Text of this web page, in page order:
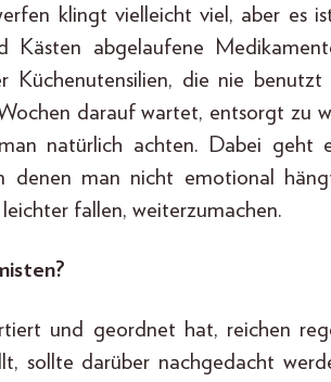
klingt vielleicht viel, aber es
Kästen abgelaufene
Küchenutensilien, die nie
darauf wartet, entsorgt zu
natürlich achten. Dabei geht
denen man nicht emotional
fallen, weiterzumachen.
und geordnet hat, reichen
sollte darüber nachgedacht